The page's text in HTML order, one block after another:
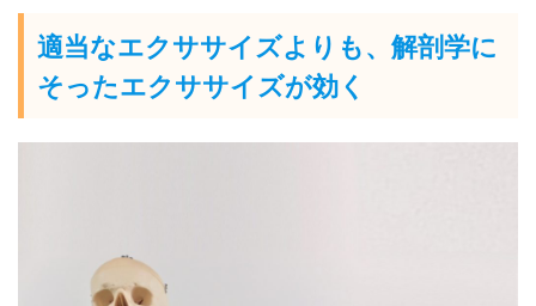
適当なエクササイズよりも、解剖学に
そったエクササイズが効く